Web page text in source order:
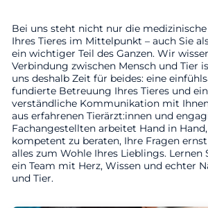
Bei uns steht nicht nur die
Ihres Tieres im Mittelpunkt – auch Sie
ein wichtiger Teil des Ganzen. Wir
Verbindung zwischen Mensch und Tier
uns deshalb Zeit für beides: eine
fundierte Betreuung Ihres Tieres und
verständliche Kommunikation mit
aus erfahrenen Tierärzt:innen und
Fachangestellten arbeitet Hand in
kompetent zu beraten, Ihre Fragen
alles zum Wohle Ihres Lieblings. Lernen
ein Team mit Herz, Wissen und echter
und Tier.